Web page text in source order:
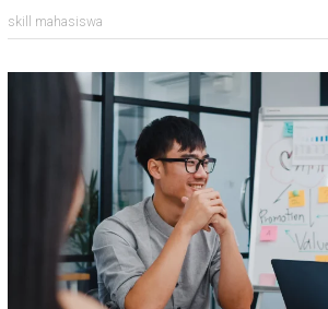
skill mahasiswa